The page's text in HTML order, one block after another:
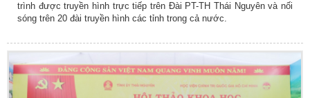
trình được truyền hình trực tiếp trên Đài PT-TH Thái Nguyên và nối
sóng trên 20 đài truyền hình các tỉnh trong cả nước.